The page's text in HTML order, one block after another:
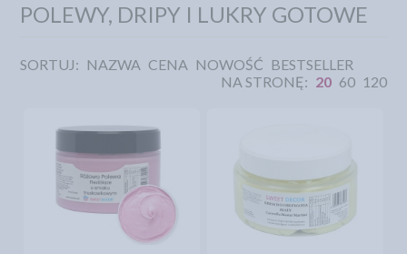
POLEWY, DRIPY I LUKRY GOTOWE
SORTUJ: NAZWA CENA NOWOŚĆ BESTSELLER
NA STRONĘ: 20 60 120